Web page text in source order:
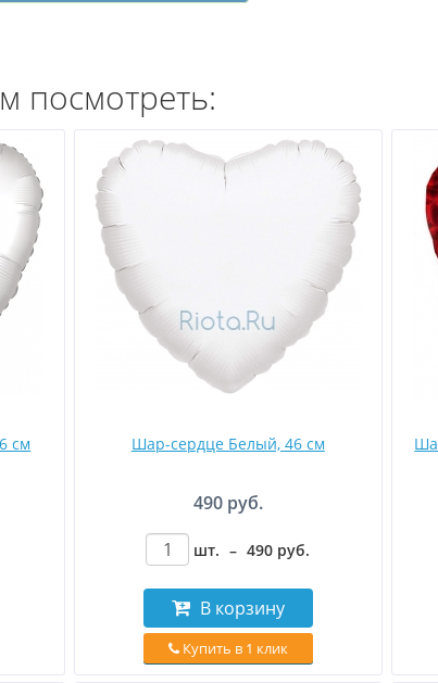
посмотреть:
см Шар-сердце Белый, 46 см
490 руб.
шт. – 490 руб.
В корзину
Купить в 1 клик